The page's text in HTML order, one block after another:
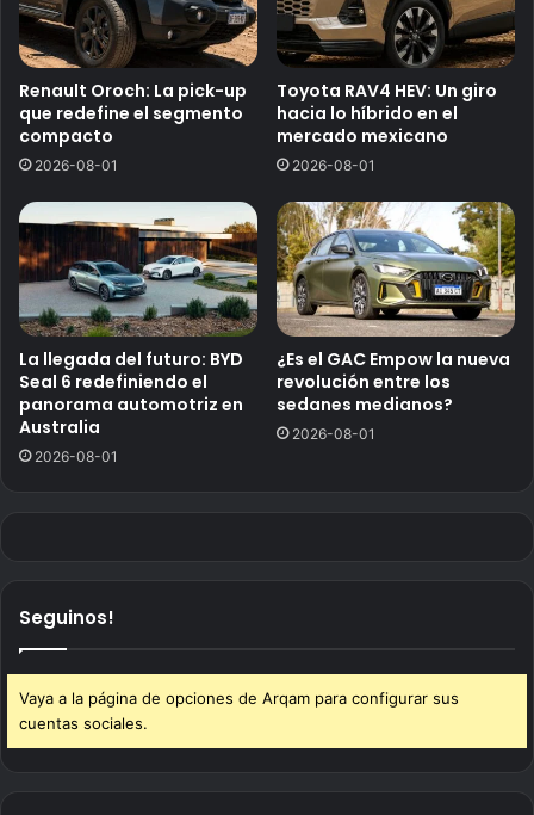
Renault Oroch: La pick-up
que redefine el segmento
compacto
2026-08-01
Toyota RAV4 HEV: Un giro
hacia lo híbrido en el
mercado mexicano
2026-08-01
La llegada del futuro: BYD
Seal 6 redefiniendo el
panorama automotriz en
Australia
2026-08-01
¿Es el GAC Empow la nueva
revolución entre los
sedanes medianos?
2026-08-01
Seguinos!
Vaya a la página de opciones de Arqam para configurar sus
cuentas sociales.